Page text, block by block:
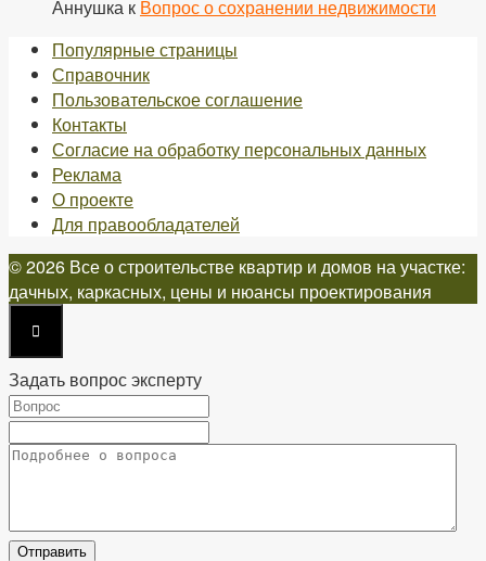
Аннушка к Вопрос о сохранении недвижимости
Популярные страницы
Справочник
Пользовательское соглашение
Контакты
Согласие на обработку персональных данных
Реклама
О проекте
Для правообладателей
© 2026 Все о строительстве квартир и домов на участке:
дачных, каркасных, цены и нюансы проектирования
Задать вопрос эксперту